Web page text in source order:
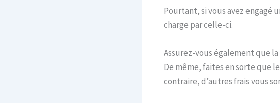
Pourtant, si vous avez engagé
charge par celle-ci.
Assurez-vous également que
De même, faites en sorte que
contraire, d’autres frais vous